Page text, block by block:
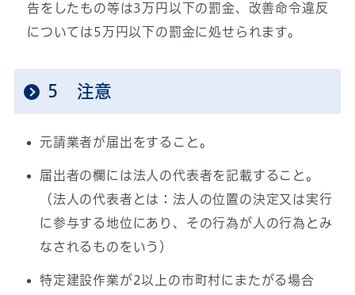
告をしたもの等は3万円以下の罰金、改善命令違反
については5万円以下の罰金に処せられます。
5 注意
元請業者が届出をすること。
届出者の欄には法人の代表者を記載すること。
（法人の代表者とは：法人の位置の決定又は実行
に参与する地位にあり、その行為が人の行為とみ
なされるものをいう）
特定建設作業が2以上の市町村にまたがる場合